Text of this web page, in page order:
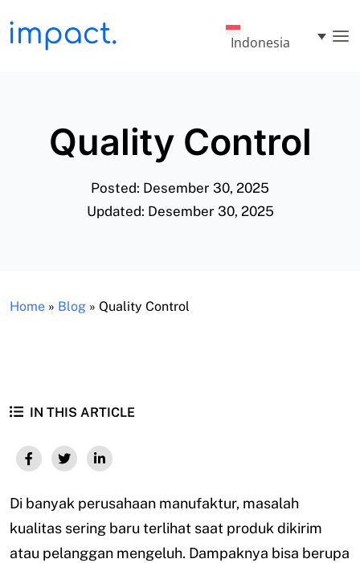
Indonesia
Quality Control
Posted: Desember 30, 2025
Updated: Desember 30, 2025
Home » Blog » Quality Control
IN THIS ARTICLE
Di banyak perusahaan manufaktur, masalah
kualitas sering baru terlihat saat produk dikirim
atau pelanggan mengeluh. Dampaknya bisa berupa